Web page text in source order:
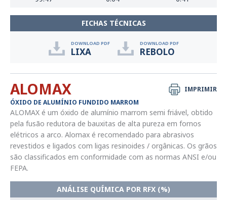
FICHAS TÉCNICAS
DOWNLOAD PDF
LIXA
DOWNLOAD PDF
REBOLO
IMPRIMIR
ALOMAX
ÓXIDO DE ALUMÍNIO FUNDIDO MARROM
ALOMAX é um óxido de alumínio marrom semi friável, obtido
pela fusão redutora de bauxitas de alta pureza em fornos
elétricos a arco. Alomax é recomendado para abrasivos
revestidos e ligados com ligas resinoides / orgânicas. Os grãos
são classificados em conformidade com as normas ANSI e/ou
FEPA.
ANÁLISE QUÍMICA POR RFX (%)